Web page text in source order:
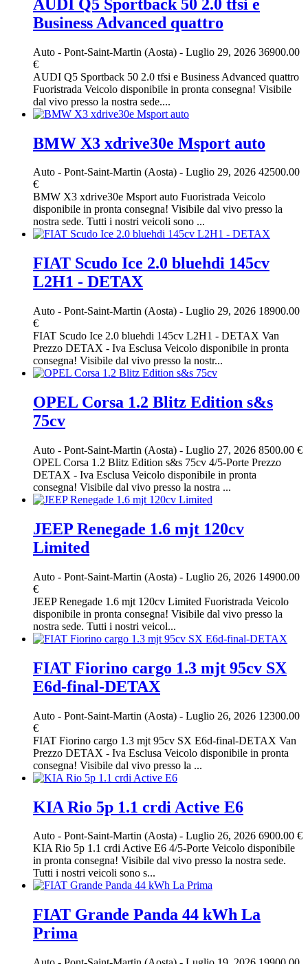
AUDI Q5 Sportback 50 2.0 tfsi e
Business Advanced quattro
Auto - Pont-Saint-Martin (Aosta) - Luglio 29, 2026 36900.00
€
AUDI Q5 Sportback 50 2.0 tfsi e Business Advanced quattro
Fuoristrada Veicolo disponibile in pronta consegna! Visibile
dal vivo presso la nostra sede....
BMW X3 xdrive30e Msport auto
Auto - Pont-Saint-Martin (Aosta) - Luglio 29, 2026 42500.00
€
BMW X3 xdrive30e Msport auto Fuoristrada Veicolo
disponibile in pronta consegna! Visibile dal vivo presso la
nostra sede. Tutti i nostri veicoli sono ...
FIAT Scudo Ice 2.0 bluehdi 145cv
L2H1 - DETAX
Auto - Pont-Saint-Martin (Aosta) - Luglio 29, 2026 18900.00
€
FIAT Scudo Ice 2.0 bluehdi 145cv L2H1 - DETAX Van
Prezzo DETAX - Iva Esclusa Veicolo disponibile in pronta
consegna! Visibile dal vivo presso la nostr...
OPEL Corsa 1.2 Blitz Edition s&s
75cv
Auto - Pont-Saint-Martin (Aosta) - Luglio 27, 2026 8500.00 €
OPEL Corsa 1.2 Blitz Edition s&s 75cv 4/5-Porte Prezzo
DETAX - Iva Esclusa Veicolo disponibile in pronta
consegna! Visibile dal vivo presso la nostra ...
JEEP Renegade 1.6 mjt 120cv
Limited
Auto - Pont-Saint-Martin (Aosta) - Luglio 26, 2026 14900.00
€
JEEP Renegade 1.6 mjt 120cv Limited Fuoristrada Veicolo
disponibile in pronta consegna! Visibile dal vivo presso la
nostra sede. Tutti i nostri veicol...
FIAT Fiorino cargo 1.3 mjt 95cv SX
E6d-final-DETAX
Auto - Pont-Saint-Martin (Aosta) - Luglio 26, 2026 12300.00
€
FIAT Fiorino cargo 1.3 mjt 95cv SX E6d-final-DETAX Van
Prezzo DETAX - Iva Esclusa Veicolo disponibile in pronta
consegna! Visibile dal vivo presso la ...
KIA Rio 5p 1.1 crdi Active E6
Auto - Pont-Saint-Martin (Aosta) - Luglio 26, 2026 6900.00 €
KIA Rio 5p 1.1 crdi Active E6 4/5-Porte Veicolo disponibile
in pronta consegna! Visibile dal vivo presso la nostra sede.
Tutti i nostri veicoli sono s...
FIAT Grande Panda 44 kWh La
Prima